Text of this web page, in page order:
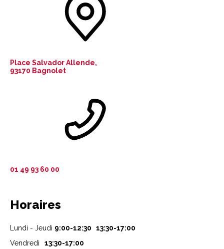
Place Salvador Allende,
93170 Bagnolet
01 49 93 60 00
Horaires
Lundi - Jeudi 9:00-12:30 13:30-17:00
Vendredi
13:30-17:00